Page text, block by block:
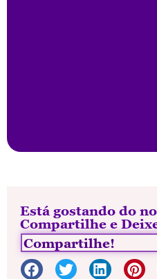
Está gostando do
Compartilhe e
Compartilhe!